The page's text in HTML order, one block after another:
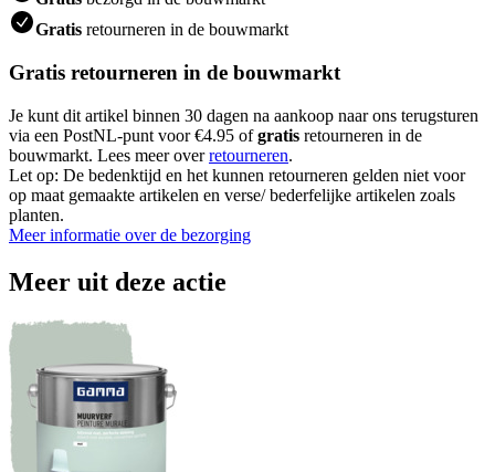
Gratis retourneren in de bouwmarkt
Gratis retourneren in de bouwmarkt
Je kunt dit artikel binnen 30 dagen na aankoop naar ons terugsturen
via een PostNL-punt voor €4.95 ofgratis retourneren in de
bouwmarkt. Lees meer overretourneren.
Let op: De bedenktijd en het kunnen retourneren gelden niet voor
op maat gemaakte artikelen en verse/ bederfelijke artikelen zoals
planten.
Meer informatie over de bezorging
Meer uit deze actie